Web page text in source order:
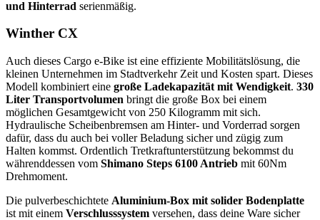
und Hinterrad serienmäßig.
Winther CX
Auch dieses Cargo e-Bike ist eine effiziente Mobilitätslösung, die
kleinen Unternehmen im Stadtverkehr Zeit und Kosten spart. Dieses
Modell kombiniert eine große Ladekapazität mit Wendigkeit. 330
Liter Transportvolumen bringt die große Box bei einem
möglichen Gesamtgewicht von 250 Kilogramm mit sich.
Hydraulische Scheibenbremsen am Hinter- und Vorderrad sorgen
dafür, dass du auch bei voller Beladung sicher und zügig zum
Halten kommst. Ordentlich Tretkraftunterstützung bekommst du
währenddessen vom Shimano Steps 6100 Antrieb mit 60Nm
Drehmoment.
Die pulverbeschichtete Aluminium-Box mit solider Bodenplatte
ist mit einem Verschlusssystem versehen, dass deine Ware sicher